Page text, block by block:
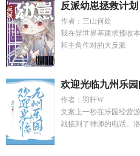
反派幼崽拯救计划
作者：三山何处
我在异世界基建求预
和主角作对的大反派
欢迎光临九州乐
作者：羽轩W
文案上一秒在乐园经营
就接到了律师的电话。